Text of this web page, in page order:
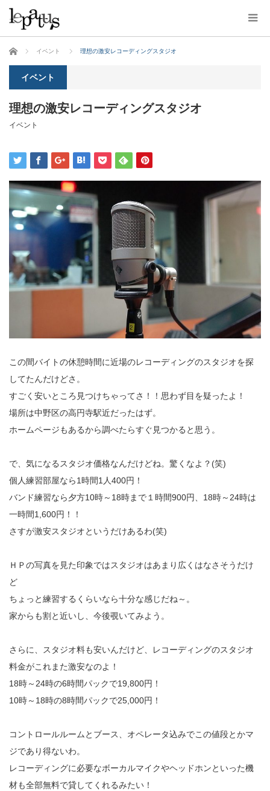
ホーム イベント 理想の激安レコーディングスタジオ
イベント
理想の激安レコーディングスタジオ
イベント
この間バイトの休憩時間に近場のレコーディングのスタジオを探
してたんだけどさ。
すごく安いところ見つけちゃってさ！！思わず目を疑ったよ！
場所は中野区の高円寺駅近だったはず。
ホームページもあるから調べたらすぐ見つかると思う。
で、気になるスタジオ価格なんだけどね。驚くなよ？(笑)
個人練習部屋なら1時間1人400円！
バンド練習なら夕方10時～18時まで１時間900円、18時～24時は
一時間1,600円！！
さすが激安スタジオというだけあるわ(笑)
ＨＰの写真を見た印象ではスタジオはあまり広くはなさそうだけ
ど
ちょっと練習するくらいなら十分な感じだね～。
家からも割と近いし、今後覗いてみよう。
さらに、スタジオ料も安いんだけど、レコーディングのスタジオ
料金がこれまた激安なのよ！
18時～24時の6時間パックで19,800円！
10時～18時の8時間パックで25,000円！
コントロールルームとブース、オペレータ込みでこの値段とかマ
ジであり得ないわ。
レコーディングに必要なボーカルマイクやヘッドホンといった機
材も全部無料で貸してくれるみたい！